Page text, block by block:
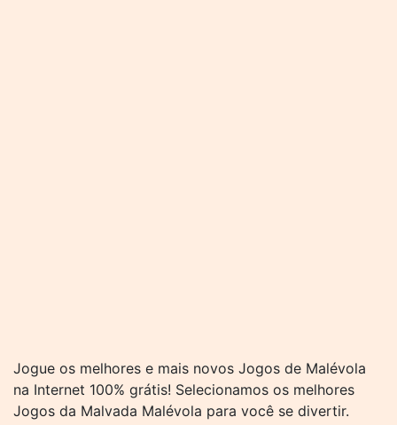
Jogue os melhores e mais novos Jogos de Malévola
na Internet 100% grátis! Selecionamos os melhores
Jogos da Malvada Malévola para você se divertir.